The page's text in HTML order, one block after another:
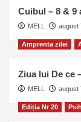
Cuibul – 8 & 9
MELL august
Amprenta zilei
Ziua lui De ce
MELL august
Ediția Nr 20